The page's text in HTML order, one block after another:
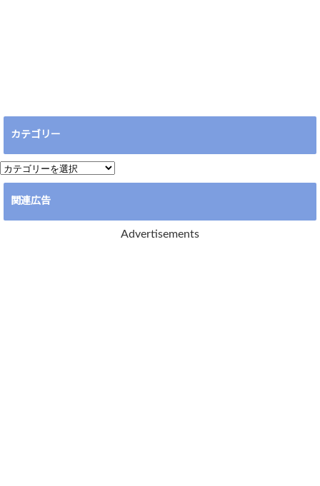
カテゴリー
カ
テ
リ
関連広告
Advertisements